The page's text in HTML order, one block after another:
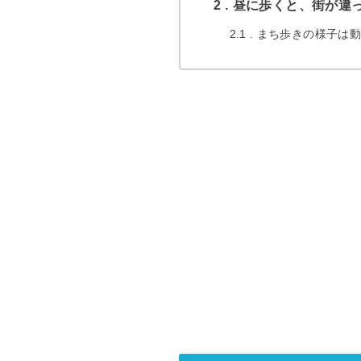
2 昼に歩くと、街が違
2.1 まち歩きの様子は動